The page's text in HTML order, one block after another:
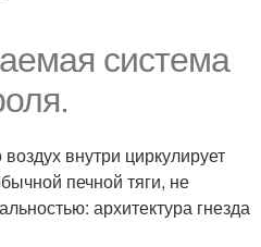
система
внутри циркулирует
печной тяги, не
архитектура гнезда